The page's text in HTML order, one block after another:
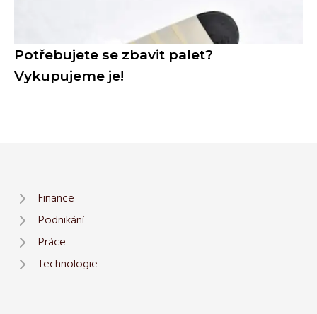
Potřebujete se zbavit palet?
Vykupujeme je!
Finance
Podnikání
Práce
Technologie